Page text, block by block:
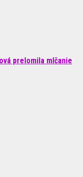
prelomila mlčanie